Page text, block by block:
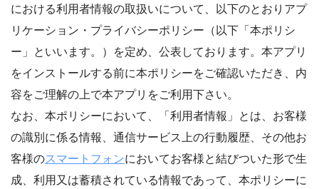
における利用者情報の取扱いについて、以下のとおりアプ
リケーション・プライバシーポリシー（以下「本ポリシ
ー」といいます。）を定め、公表しております。本アプリ
をインストールする前に本ポリシーをご確認いただき、内
容をご理解の上で本アプリをご利用下さい。
なお、本ポリシーにおいて、「利用者情報」とは、お客様
の識別に係る情報、通信サービス上の行動履歴、その他お
客様のスマートフォンにおいてお客様と結びついた形で生
成、利用又は蓄積されている情報であって、本ポリシーに